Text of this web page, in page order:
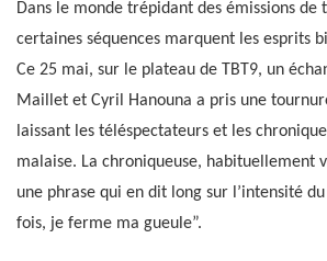
Dans le monde trépidant des émissions de
certaines séquences marquent les esprits
Ce 25 mai, sur le plateau de TBT9, un
Maillet et Cyril Hanouna a pris une
laissant les téléspectateurs et les
malaise. La chroniqueuse, habituellement
une phrase qui en dit long sur l’intensité
fois, je ferme ma gueule”.